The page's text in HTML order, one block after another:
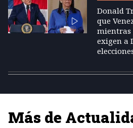
Donald
que
mientras
exigen a
Más de